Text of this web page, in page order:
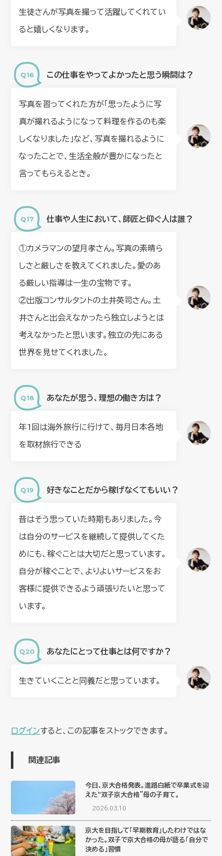
生徒さんが写真を撮って活躍してくれてい
ると嬉しくなります。
この仕事をやってよかったと思う瞬間は？
写真を習ってくれた方が「思ったように写
真が撮れるようになって料理を作るのも楽
しくなりました」など、写真を撮れるように
なったことで、生活全般が豊かになったと
言ってもらえるとき。
仕事や人生において、師匠と仰ぐ人は誰？
①カメラマンの望月孝さん。写真の素晴ら
しさと厳しさを教えてくれました。愛のあ
る厳しい指導は一生の宝物です。
②出版コンサルタントの土井英司さん。土
井さんと出会えなかったら独立しようとは
考えなかったと思います。独立の先にある
世界を見せてくれました。
あなたが思う、理想の働き方は？
年1回は海外旅行に行けて、毎月日本各地
を取材旅行できる
好きなことだから稼げなくてもいい？
昔はそう思っていた時期もありました。今
は自分のサービスを継続して提供してくた
めにも、稼ぐことは大切だと思っています。
自分が稼ぐことで、よりよいサービスをお
客様に提供できるよう頑張りたいと思って
います。
あなたにとって仕事とは何ですか？
生きていくことと同義だと思っています。
ログインすると、この記事をストックできます。
関連記事
今日、京大合格発表。進路白紙で卒業式を迎
えた“双子京大合格”母の子育て。
2026.03.10
京大を目指して「早期教育」したわけではな
かった。双子で京大合格の母が語る「自分で
決める」習慣